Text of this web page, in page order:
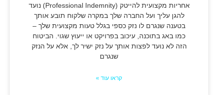
אחריות מקצועית להייטק (Professional Indemnity) נועד
להגן עליך ועל החברה שלך במקרה שלקוח תובע אותך
בטענה שנגרם לו נזק כספי בגלל טעות מקצועית שלך –
כמו באג בתוכנה, עיכוב בפרויקט או ייעוץ שגוי. הביטוח
הזה לא נועד לפצות אותך על נזק ישיר לך, אלא על הנזק
שנגרם
קראו עוד »